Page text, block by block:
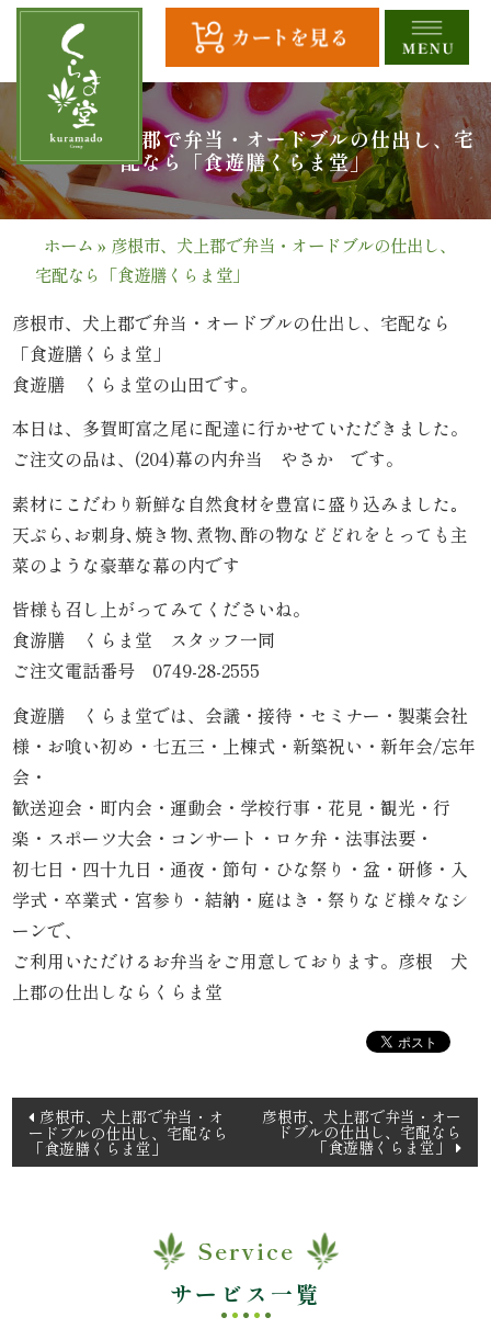
へ
ス
キ
HOME
全
品
一
覧
幕
の
内
弁
当
折
詰
弁
当
会
席
料
理
ー
ド
彦根市、犬上郡で弁当・オードブルの仕出し、宅
配なら「食遊膳くらま堂」
ホーム » 彦根市、犬上郡で弁当・オードブルの仕出し、
宅配なら「食遊膳くらま堂」
彦根市、犬上郡で弁当・オードブルの仕出し、宅配なら
「食遊膳くらま堂」
食遊膳 くらま堂の山田です。
本日は、多賀町富之尾に配達に行かせていただきました。
ご注文の品は、(204)幕の内弁当 やさか です。
素材にこだわり新鮮な自然食材を豊富に盛り込みました｡
天ぷら､お刺身､焼き物､煮物､酢の物などどれをとっても主
菜のような豪華な幕の内です
皆様も召し上がってみてくださいね。
食游膳 くらま堂 スタッフ一同
ご注文電話番号 0749-28-2555
食遊膳 くらま堂では、会議・接待・セミナー・製薬会社
様・お喰い初め・七五三・上棟式・新築祝い・新年会/忘年
会・
歓送迎会・町内会・運動会・学校行事・花見・観光・行
楽・スポーツ大会・コンサート・ロケ弁・法事法要・
初七日・四十九日・通夜・節句・ひな祭り・盆・研修・入
学式・卒業式・宮参り・結納・庭はき・祭りなど様々なシ
ーンで、
ご利用いただけるお弁当をご用意しております。彦根 犬
上郡の仕出しならくらま堂
投
稿
ナ
彦根市、犬上郡で弁当・オ
ードブルの仕出し、宅配なら
「食遊膳くらま堂」
彦根市、犬上郡で弁当・オー
ドブルの仕出し、宅配なら
「食遊膳くらま堂」
Service
サービス一覧